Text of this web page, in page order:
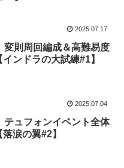
2025.07.17
変則周回編成＆高難易度
ンドラの大試練#1】
2025.07.04
テュフォンイベント全体
涙の翼#2】